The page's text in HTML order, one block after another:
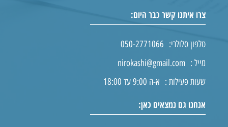
צרו איתנו קשר כבר היום:
טלפון סלולרי: 050-2771066
מייל : nirokashi@gmail.com
שעות פעילות : א-ה 9:00 עד 18:00
אנחנו גם נמצאים כאן: